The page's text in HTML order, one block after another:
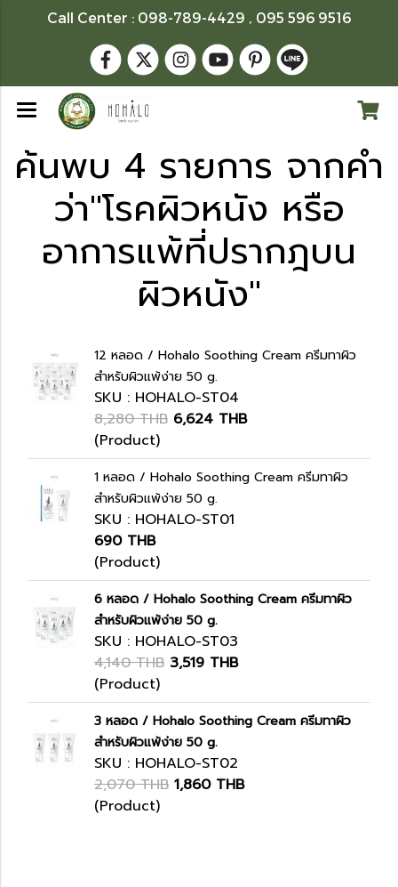
Call Center : 098-789-4429 , 095 596 9516
ค้นพบ 4 รายการ จากคำ
ว่า"โรคผิวหนัง หรือ
อาการแพ้ที่ปรากฎบน
ผิวหนัง"
12 หลอด / Hohalo Soothing Cream ครีมทาผิว
สำหรับผิวแพ้ง่าย 50 g.
SKU : HOHALO-ST04
8,280 THB 6,624 THB
(Product)
1 หลอด / Hohalo Soothing Cream ครีมทาผิว
สำหรับผิวแพ้ง่าย 50 g.
SKU : HOHALO-ST01
690 THB
(Product)
6 หลอด / Hohalo Soothing Cream ครีมทาผิว
สำหรับผิวแพ้ง่าย 50 g.
SKU : HOHALO-ST03
4,140 THB 3,519 THB
(Product)
3 หลอด / Hohalo Soothing Cream ครีมทาผิว
สำหรับผิวแพ้ง่าย 50 g.
SKU : HOHALO-ST02
2,070 THB 1,860 THB
(Product)